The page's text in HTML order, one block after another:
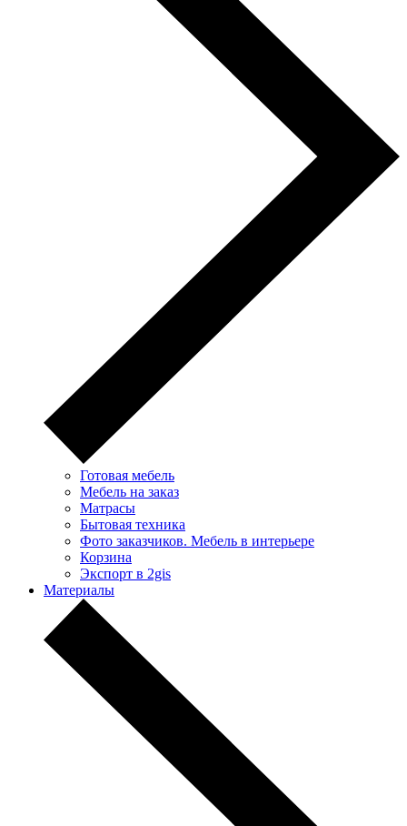
Готовая мебель
Мебель на заказ
Матрасы
Бытовая техника
Фото заказчиков. Мебель в интерьере
Корзина
Экспорт в 2gis
Материалы